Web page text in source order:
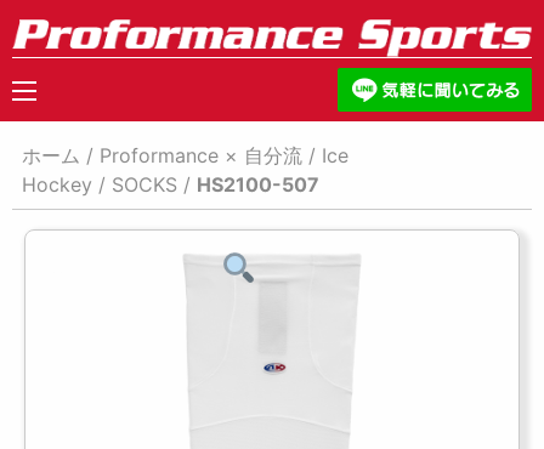
ホーム / Proformance × 自分流 / Ice
Hockey / SOCKS / HS2100-507